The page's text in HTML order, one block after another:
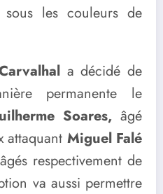
les couleurs de
a décidé de
permanente le
Soares, âgé
attaquant Miguel Falé
âgés respectivement de
va aussi permettre